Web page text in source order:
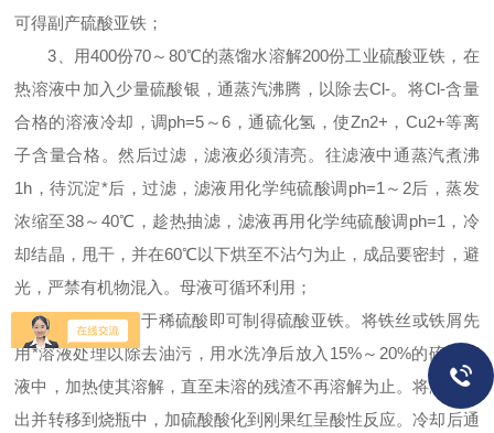
可得副产硫酸亚铁；
3 、用400份70～80℃的蒸馏水溶解200份工业硫酸亚铁，在
热溶液中加入少量硫酸银，通蒸汽沸腾，以除去Cl-。将Cl-含量
合格的溶液冷却，调ph=5～6，通硫化氢，使Zn2+，Cu2+等离
子含量合格。然后过滤，滤液必须清亮。往滤液中通蒸汽煮沸
1h，待沉淀*后，过滤，滤液用化学纯硫酸调ph=1～2后，蒸发
浓缩至38～40℃，趁热抽滤，滤液再用化学纯硫酸调ph=1，冷
却结晶，甩干，并在60℃以下烘至不沾勺为止，成品要密封，避
光，严禁有机物混入。母液可循环利用；
4
、金属铁溶于稀硫酸即可制得硫酸亚铁。将铁丝或铁屑先
用*溶液处理以除去油污，用水洗净后放入15%～20%的硫酸溶
液中，加热使其溶解，直至未溶的残渣不再溶解为止。将溶液滤
出并转移到烧瓶中，加硫酸酸化到刚果红呈酸性反应。冷却后通